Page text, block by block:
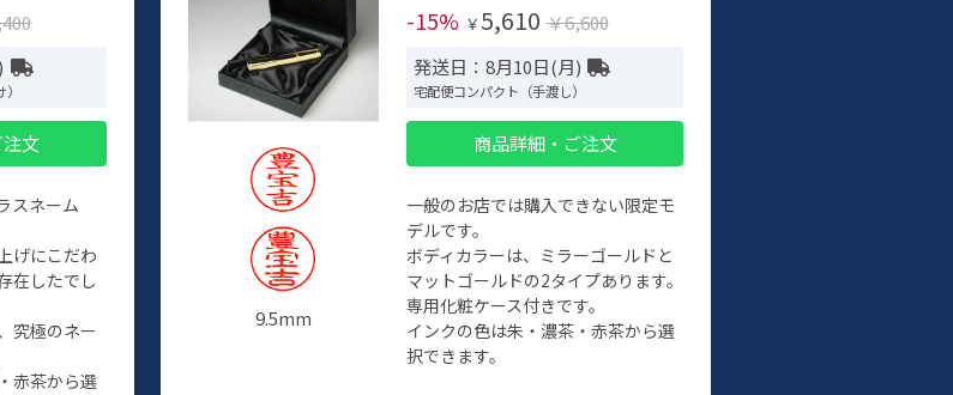
文
スネーム
げにこだわ
在したでし
究極のネー
赤茶から選
9.5mm
-15% ￥ 5,610 ￥6,600
発送日：8月10日(月)
宅配便コンパクト（手渡し）
商品詳細・ご注文
一般のお店では購入できない限定モ
デルです。
ボディカラーは、ミラーゴールドと
マットゴールドの2タイプあります。
専用化粧ケース付きです。
インクの色は朱・濃茶・赤茶から選
択できます。